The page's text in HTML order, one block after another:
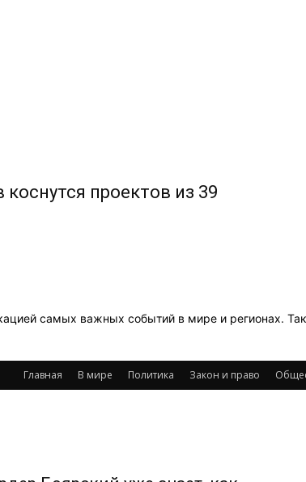
проектов из 39
самых важных событий в мире и регионах.
Главная В мире Политика Закон и право